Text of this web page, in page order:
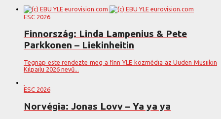
ESC 2026
Finnország: Linda Lampenius & Pete
Parkkonen – Liekinheitin
Tegnap este rendezte meg a finn YLE közmédia az Uuden Musiikin
Kilpailu 2026 nevű...
ESC 2026
Norvégia: Jonas Lovv – Ya ya ya